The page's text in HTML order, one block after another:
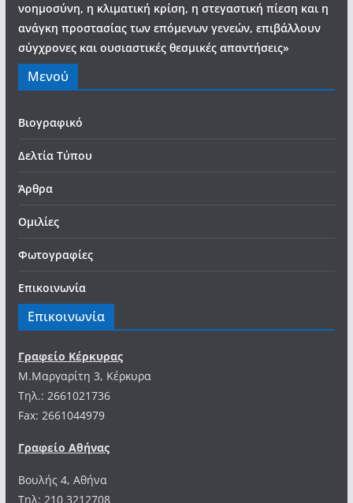
νοημοσύνη, η κλιματική κρίση, η στεγαστική πίεση και η
ανάγκη προστασίας των επόμενων γενεών, επιβάλλουν
σύγχρονες και ουσιαστικές θεσμικές απαντήσεις»
Μενού
Βιογραφικό
Δελτία Τύπου
Άρθρα
Ομιλίες
Φωτογραφίες
Επικοινωνία
Επικοινωνία
Γραφείο Κέρκυρας
Μ.Μαργαρίτη 3, Κέρκυρα
Tηλ.: 2661021736
Fax: 2661044979
Γραφείο Αθήνας
Βουλής 4, Αθήνα
Τηλ: 210 3212708